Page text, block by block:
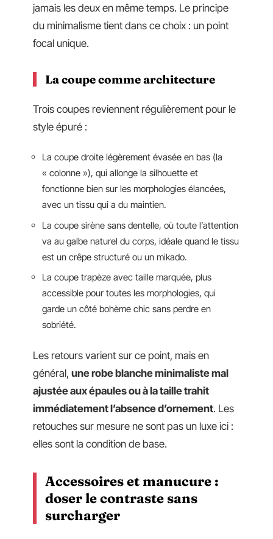
jamais les deux en même temps. Le principe
du minimalisme tient dans ce choix : un point
focal unique.
La coupe comme architecture
Trois coupes reviennent régulièrement pour le
style épuré :
La coupe droite légèrement évasée en bas (la
« colonne »), qui allonge la silhouette et
fonctionne bien sur les morphologies élancées,
avec un tissu qui a du maintien.
La coupe sirène sans dentelle, où toute l’attention
va au galbe naturel du corps, idéale quand le tissu
est un crêpe structuré ou un mikado.
La coupe trapèze avec taille marquée, plus
accessible pour toutes les morphologies, qui
garde un côté bohème chic sans perdre en
sobriété.
Les retours varient sur ce point, mais en
général, une robe blanche minimaliste mal
ajustée aux épaules ou à la taille trahit
immédiatement l’absence d’ornement. Les
retouches sur mesure ne sont pas un luxe ici :
elles sont la condition de base.
Accessoires et manucure :
doser le contraste sans
surcharger